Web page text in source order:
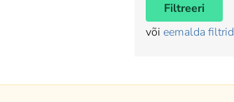
Filtreeri
või eemalda filtrid